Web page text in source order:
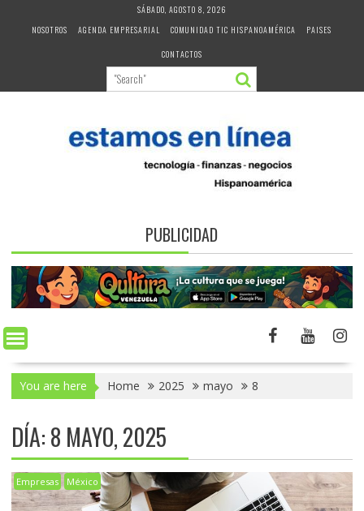
SÁBADO, AGOSTO 8, 2026
NOSOTROS
AGENDA EMPRESARIAL COMUNIDAD TIC HISPANOAMÉRICA
PAISES
CONTACTOS
PUBLICIDAD
You are here Home 2025 mayo 8
DÍA:8 MAYO, 2025
Empresas México